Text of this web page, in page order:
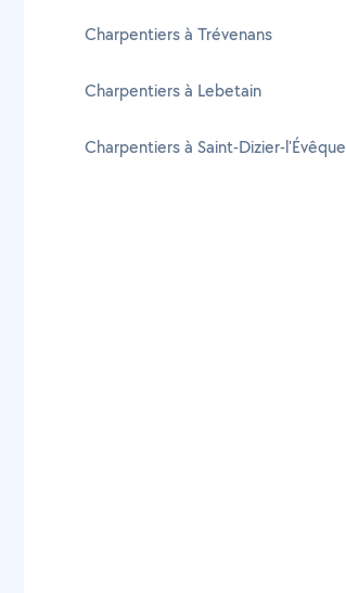
Charpentiers à Trévenans
Charpentiers à Lebetain
Charpentiers à Saint-Dizier-l'Évêque